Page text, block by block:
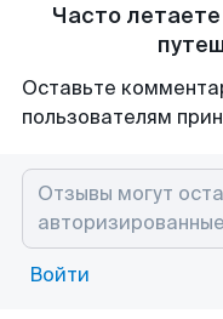
Часто
Оставьте
пользователям
Войти